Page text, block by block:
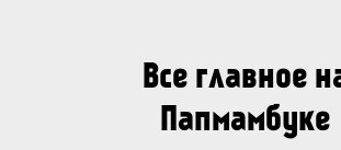
Все главное
Папмамбуке